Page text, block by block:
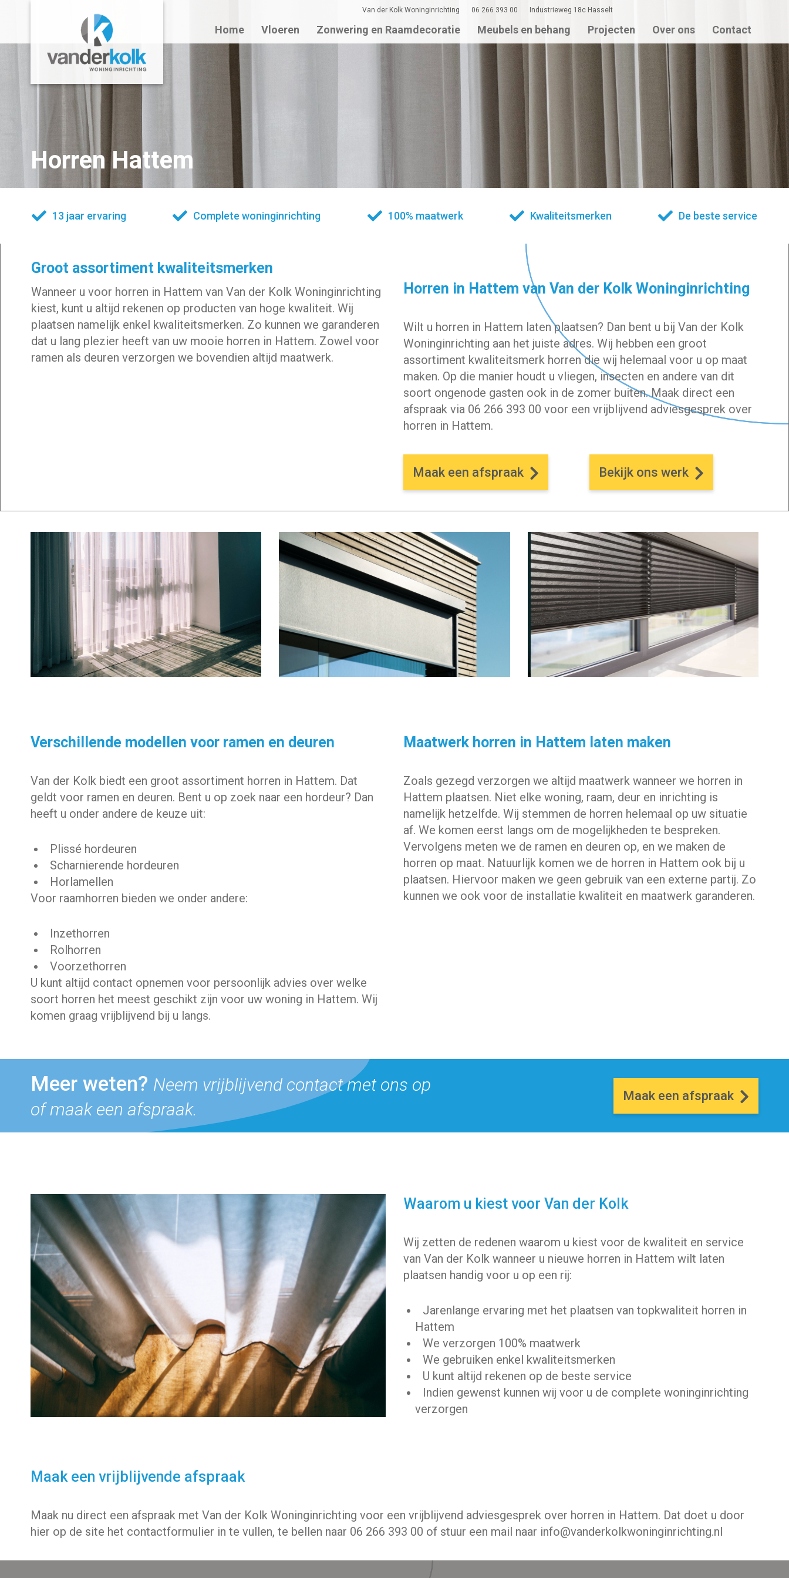
Van der Kolk Woninginrichting 06 266 393 00 Industrieweg 18c Hasselt
Home Vloeren Zonwering en Raamdecoratie Meubels en behang Projecten Over ons Contact
Horren Hattem
13 jaar ervaring Complete woninginrichting 100% maatwerk Kwaliteitsmerken De beste service
Groot assortiment kwaliteitsmerken
Wanneer u voor horren in Hattem van Van der Kolk Woninginrichting
kiest, kunt u altijd rekenen op producten van hoge kwaliteit. Wij
plaatsen namelijk enkel kwaliteitsmerken. Zo kunnen we garanderen
dat u lang plezier heeft van uw mooie horren in Hattem. Zowel voor
ramen als deuren verzorgen we bovendien altijd maatwerk.
Horren in Hattem van Van der Kolk Woninginrichting
Wilt u horren in Hattem laten plaatsen? Dan bent u bij Van der Kolk
Woninginrichting aan het juiste adres. Wij hebben een groot
assortiment kwaliteitsmerk horren die wij helemaal voor u op maat
maken. Op die manier houdt u vliegen, insecten en andere van dit
soort ongenode gasten ook in de zomer buiten. Maak direct een
afspraak via 06 266 393 00 voor een vrijblijvend adviesgesprek over
horren in Hattem.
Maak een afspraak Bekijk ons werk
Verschillende modellen voor ramen en deuren
Van der Kolk biedt een groot assortiment horren in Hattem. Dat
geldt voor ramen en deuren. Bent u op zoek naar een hordeur? Dan
heeft u onder andere de keuze uit:
Plissé hordeuren
Scharnierende hordeuren
Horlamellen
Voor raamhorren bieden we onder andere:
Inzethorren
Rolhorren
Voorzethorren
U kunt altijd contact opnemen voor persoonlijk advies over welke
soort horren het meest geschikt zijn voor uw woning in Hattem. Wij
komen graag vrijblijvend bij u langs.
Maatwerk horren in Hattem laten maken
Zoals gezegd verzorgen we altijd maatwerk wanneer we horren in
Hattem plaatsen. Niet elke woning, raam, deur en inrichting is
namelijk hetzelfde. Wij stemmen de horren helemaal op uw situatie
af. We komen eerst langs om de mogelijkheden te bespreken.
Vervolgens meten we de ramen en deuren op, en we maken de
horren op maat. Natuurlijk komen we de horren in Hattem ook bij u
plaatsen. Hiervoor maken we geen gebruik van een externe partij. Zo
kunnen we ook voor de installatie kwaliteit en maatwerk garanderen.
Meer weten? Neem vrijblijvend contact met ons op
of maak een afspraak.
Maak een afspraak
Waarom u kiest voor Van der Kolk
Wij zetten de redenen waarom u kiest voor de kwaliteit en service
van Van der Kolk wanneer u nieuwe horren in Hattem wilt laten
plaatsen handig voor u op een rij:
Jarenlange ervaring met het plaatsen van topkwaliteit horren in
Hattem
We verzorgen 100% maatwerk
We gebruiken enkel kwaliteitsmerken
U kunt altijd rekenen op de beste service
Indien gewenst kunnen wij voor u de complete woninginrichting
verzorgen
Maak een vrijblijvende afspraak
Maak nu direct een afspraak met Van der Kolk Woninginrichting voor een vrijblijvend adviesgesprek over horren in Hattem. Dat doet u door
hier op de site het contactformulier in te vullen, te bellen naar 06 266 393 00 of stuur een mail naar info@vanderkolkwoninginrichting.nl